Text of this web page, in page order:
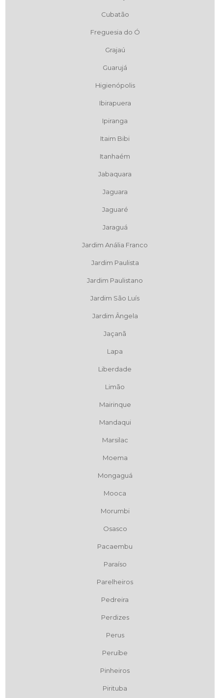
Cubatão
Freguesia do Ó
Grajaú
Guarujá
Higienópolis
Ibirapuera
Ipiranga
Itaim Bibi
Itanhaém
Jabaquara
Jaguara
Jaguaré
Jaraguá
Jardim Anália Franco
Jardim Paulista
Jardim Paulistano
Jardim São Luís
Jardim Ângela
Jaçanã
Lapa
Liberdade
Limão
Mairinque
Mandaqui
Marsilac
Moema
Mongaguá
Mooca
Morumbi
Osasco
Pacaembu
Paraíso
Parelheiros
Pedreira
Perdizes
Perus
Peruíbe
Pinheiros
Pirituba